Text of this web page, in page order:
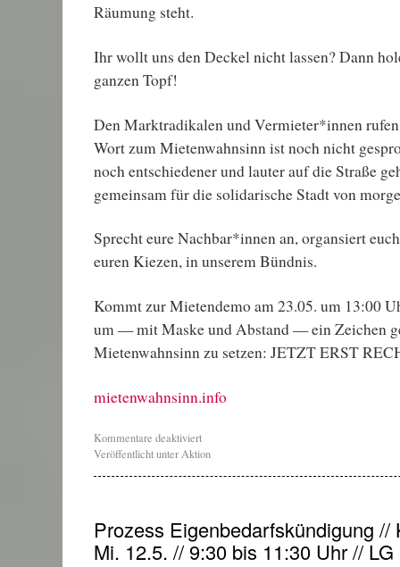
Räumung steht.
Ihr wollt uns den Deckel nicht lassen? Dann
ganzen Topf!
Den Marktradikalen und Vermieter*innen
Wort zum Mietenwahnsinn ist noch nicht
noch entschiedener und lauter auf die Straße
gemeinsam für die solidarische Stadt von
Sprecht eure Nachbar*innen an, organsiert
euren Kiezen, in unserem Bündnis.
Kommt zur Mietendemo am 23.05. um 13:00
um — mit Maske und Abstand — ein Zeichen
Mietenwahnsinn zu setzen: JETZT ERST
mietenwahnsinn.info
Kommentare deaktiviert
Veröffentlicht unterAktion
Prozess Eigenbedarfskündigung //
Mi. 12.5. // 9:30 bis 11:30 Uhr //